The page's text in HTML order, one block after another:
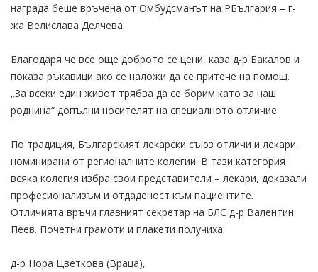
награда беше връчена от Омбудсманът на РБългария – г-
жа Велислава Делчева.
Благодаря че все още доброто се цени, каза д-р Бакалов и
показа ръкавици ако се наложи да се притече на помощ.
„За всеки един живот трябва да се борим като за наш
роднина“ допълни носителят на специалното отличие.
По традиция, Българският лекарски съюз отличи и лекари,
номинирани от регионалните колегии. В тази категория
всяка колегия избра свои представители – лекари, доказали
професионализъм и отдаденост към пациентите.
Отличията връчи главният секретар на БЛС д-р Валентин
Пеев. Почетни грамоти и плакети получиха:
д-р Нора Цветкова (Враца),